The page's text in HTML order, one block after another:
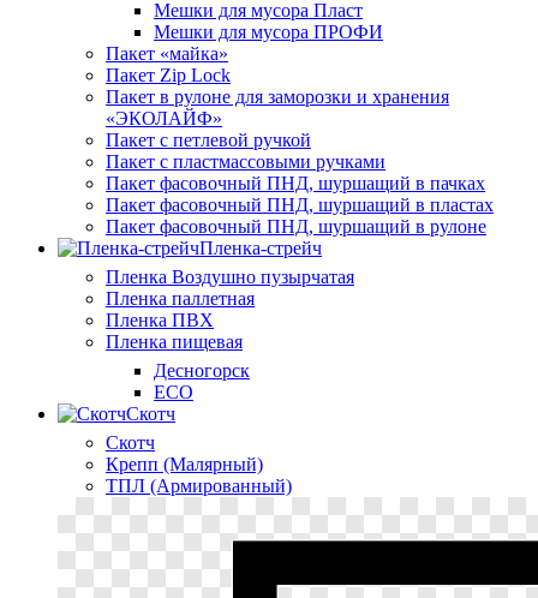
Мешки для мусора Пласт
Мешки для мусора ПРОФИ
Пакет «майка»
Пакет Zip Lock
Пакет в рулоне для заморозки и хранения
«ЭКОЛАЙФ»
Пакет с петлевой ручкой
Пакет с пластмассовыми ручками
Пакет фасовочный ПНД, шуршащий в пачках
Пакет фасовочный ПНД, шуршащий в пластах
Пакет фасовочный ПНД, шуршащий в рулоне
Пленка-стрейч
Пленка Воздушно пузырчатая
Пленка паллетная
Пленка ПВХ
Пленка пищевая
Десногорск
ECO
Скотч
Скотч
Крепп (Малярный)
ТПЛ (Армированный)